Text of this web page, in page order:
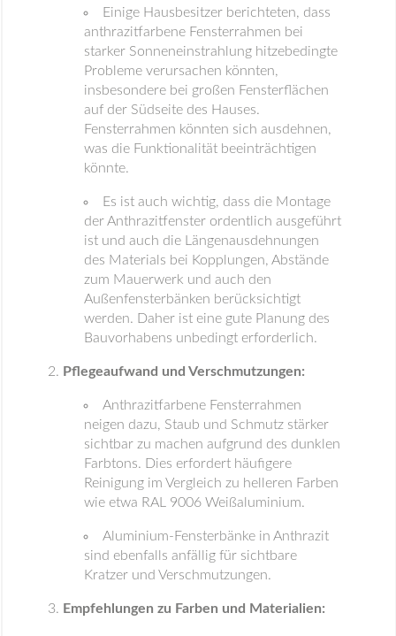
Einige Hausbesitzer berichteten, dass
anthrazitfarbene Fensterrahmen bei
starker Sonneneinstrahlung hitzebedingte
Probleme verursachen könnten,
insbesondere bei großen Fensterflächen
auf der Südseite des Hauses.
Fensterrahmen könnten sich ausdehnen,
was die Funktionalität beeinträchtigen
könnte.
Es ist auch wichtig, dass die Montage
der Anthrazitfenster ordentlich ausgeführt
ist und auch die Längenausdehnungen
des Materials bei Kopplungen, Abstände
zum Mauerwerk und auch den
Außenfensterbänken berücksichtigt
werden. Daher ist eine gute Planung des
Bauvorhabens unbedingt erforderlich.
Pflegeaufwand und Verschmutzungen:
Anthrazitfarbene Fensterrahmen
neigen dazu, Staub und Schmutz stärker
sichtbar zu machen aufgrund des dunklen
Farbtons. Dies erfordert häufigere
Reinigung im Vergleich zu helleren Farben
wie etwa RAL 9006 Weißaluminium.
Aluminium-Fensterbänke in Anthrazit
sind ebenfalls anfällig für sichtbare
Kratzer und Verschmutzungen.
Empfehlungen zu Farben und Materialien: